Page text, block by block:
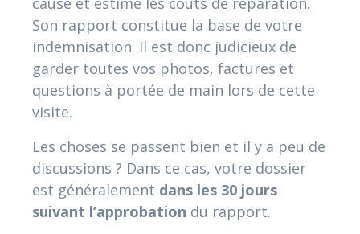
Son rapport constitue la base de votre
indemnisation. Il est donc judicieux de
garder toutes vos photos, factures et
questions à portée de main lors de cette
visite.
Les choses se passent bien et il y a peu de
discussions ? Dans ce cas, votre dossier
est généralement dans les 30 jours
suivant l’approbation du rapport.